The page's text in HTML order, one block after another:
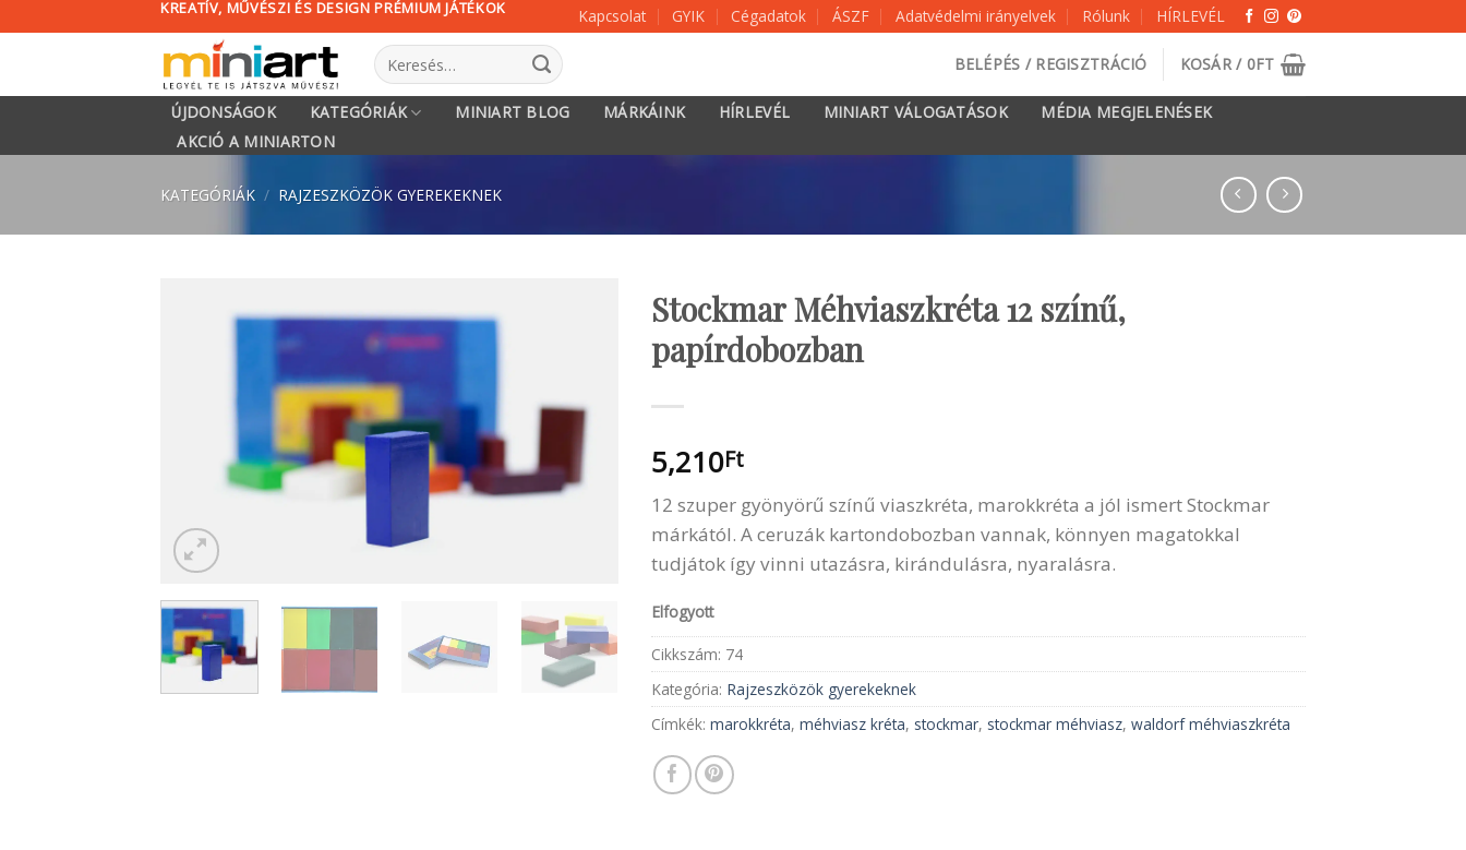
KREATÍV, MŰVÉSZI ÉS DESIGN PRÉMIUM JÁTÉKOK Kapcsolat GYIK Cégadatok ÁSZF Adatvédelmi irányelvek Rólunk HÍRLEVÉL
Keresés
a
következőre:
BELÉPÉS / REGISZTRÁCIÓ KOSÁR / 0FT
ÚJDONSÁGOK KATEGÓRIÁK MINIART BLOG MÁRKÁINK HÍRLEVÉL MINIART VÁLOGATÁSOK
MÉDIA MEGJELENÉSEK
AKCIÓ A MINIARTON
KATEGÓRIÁK / RAJZESZKÖZÖK GYEREKEKNEK
Stockmar Méhviaszkréta 12 színű,
papírdobozban
5,210Ft
12 szuper gyönyörű színű viaszkréta, marokkréta a jól ismert Stockmar
márkától. A ceruzák kartondobozban vannak, könnyen magatokkal
tudjátok így vinni utazásra, kirándulásra, nyaralásra.
Elfogyott
Cikkszám: 74
Kategória: Rajzeszközök gyerekeknek
Címkék: marokkréta, méhviasz kréta, stockmar, stockmar méhviasz, waldorf méhviaszkréta